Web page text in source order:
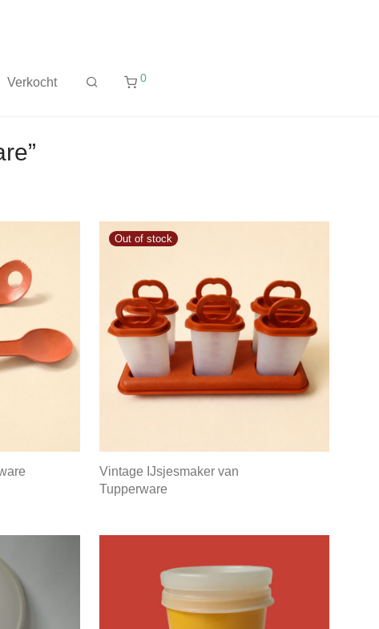
Verkocht 0
Vintage IJsjesmaker van
Tupperware